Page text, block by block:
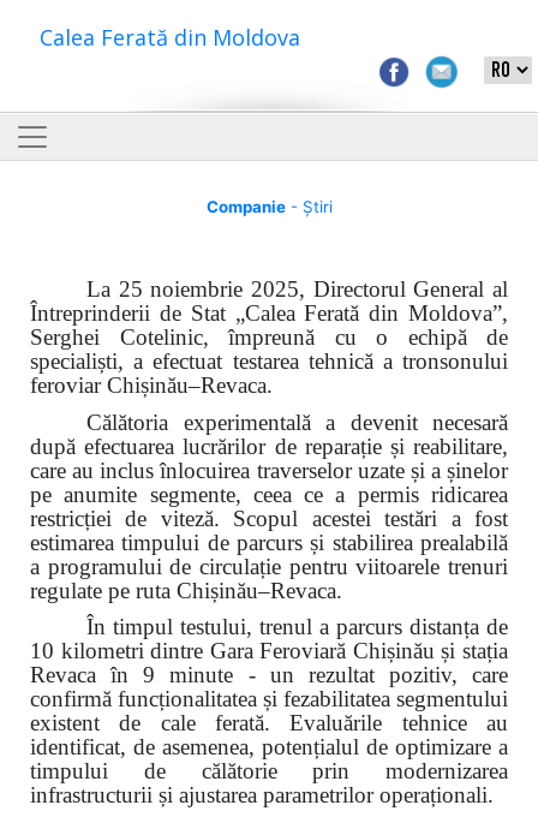
Calea Ferată din Moldova
Companie- Știri
La 25 noiembrie 2025, Directorul General al
Întreprinderii de Stat „Calea Ferată din Moldova”,
Serghei Cotelinic, împreună cu o echipă de
specialiști, a efectuat testarea tehnică a tronsonului
feroviar Chișinău–Revaca.
Călătoria experimentală a devenit necesară
după efectuarea lucrărilor de reparație și reabilitare,
care au inclusînlocuirea traverselor uzate și a șinelor
pe anumite segmente, ceea ce a permis ridicarea
restricției de viteză. Scopul acestei testări a fost
estimarea timpului de parcurs și stabilirea prealabilă
a programului de circulație pentru viitoarele trenuri
regulate pe ruta Chișinău–Revaca.
În timpul testului, trenul a parcurs distanța de
10 kilometri dintre Gara Feroviară Chișinău și stația
Revaca în 9 minute - un rezultat pozitiv, care
confirmă funcționalitatea și fezabilitatea segmentului
existent de cale ferată. Evaluările tehnice au
identificat, de asemenea, potențialul de optimizare a
timpului de călătorie prin modernizarea
infrastructurii și ajustarea parametrilor operaționali.